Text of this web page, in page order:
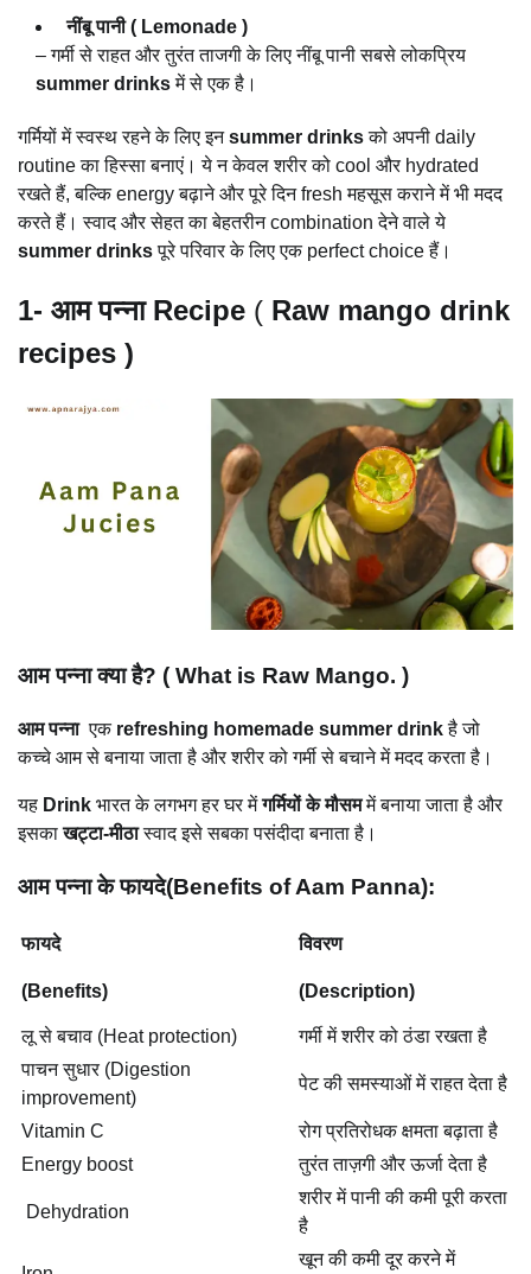
नींबू पानी ( Lemonade )
– गर्मी से राहत और तुरंत ताजगी के लिए नींबू पानी सबसे लोकप्रिय
summer drinksमें से एक है।
गर्मियों में स्वस्थ रहने के लिए इनsummer drinksको अपनी daily
routine का हिस्सा बनाएं। ये न केवल शरीर को cool और hydrated
रखते हैं, बल्कि energy बढ़ाने और पूरे दिन fresh महसूस कराने में भी मदद
करते हैं। स्वाद और सेहत का बेहतरीन combination देने वाले ये
summer drinksपूरे परिवार के लिए एक perfect choice हैं।
1- आम पन्ना Recipe ( Raw mango drink
recipes )
आम पन्ना क्या है? ( What is Raw Mango. )
आम पन्नाएक refreshing homemade summer drinkहै जो
कच्चे आम से बनाया जाता है और शरीर को गर्मी से बचाने में मदद करता है।
यह Drink भारत के लगभग हर घर मेंगर्मियों के मौसममें बनाया जाता है और
इसकाखट्टा-मीठास्वाद इसे सबका पसंदीदा बनाता है।
आम पन्ना के फायदे(Benefits of Aam Panna):
फायदे
(Benefits)
विवरण
(Description)
लू से बचाव (Heat protection)
गर्मी में शरीर को ठंडा रखता है
पाचन सुधार(Digestion
improvement)
पेट की समस्याओं में राहत देता है
Vitamin C
रोग प्रतिरोधक क्षमता बढ़ाता है
Energy boost
तुरंत ताज़गी और ऊर्जा देता है
Dehydration
शरीर में पानी की कमी पूरी करता
है
खून की कमी दूर करने में